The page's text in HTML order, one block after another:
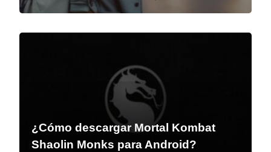
¿Cómo descargar Mortal Kombat
Shaolin Monks para Android?